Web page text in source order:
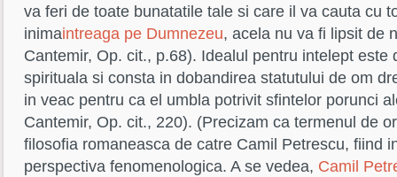
va feri de toate bunatatile tale si care il va cauta cu
inimaintreaga pe Dumnezeu, acela nu va fi lipsit de
Cantemir, Op. cit., p.68). Idealul pentru intelept este
spirituala si consta in dobandirea statutului de om
in veac pentru ca el umbla potrivit sfintelor porunci
Cantemir, Op. cit., 220). (Precizam ca termenul de
filosofia romaneasca de catre Camil Petrescu, fiind
perspectiva fenomenologica. A se vedea, Camil